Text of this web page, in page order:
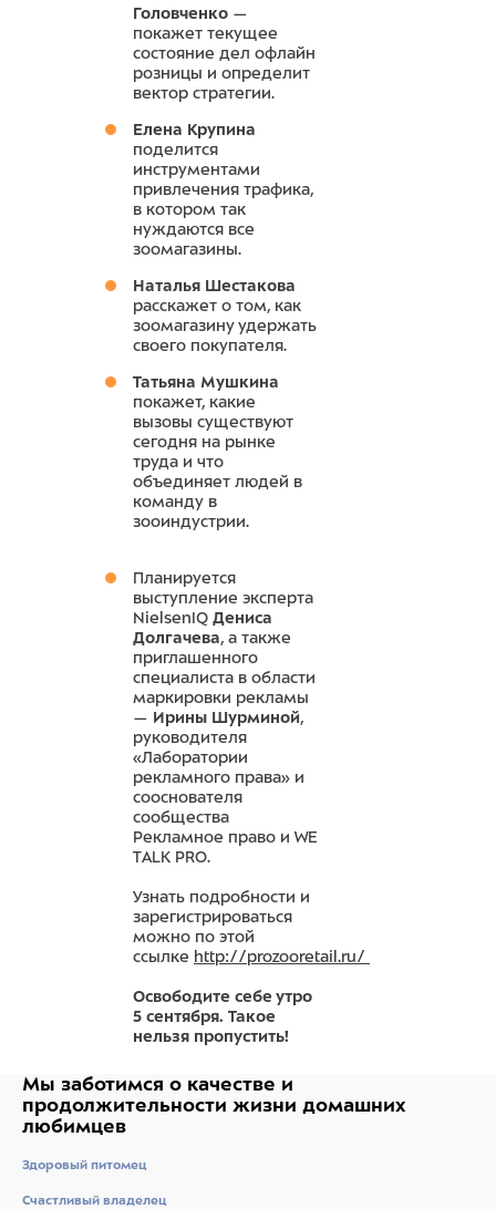
Головченко —
покажет текущее
состояние дел офлайн
розницы и определит
вектор стратегии.
Елена Крупина
поделится
инструментами
привлечения трафика,
в котором так
нуждаются все
зоомагазины.
Наталья Шестакова
расскажет о том, как
зоомагазину удержать
своего покупателя.
Татьяна Мушкина
покажет, какие
вызовы существуют
сегодня на рынке
труда и что
объединяет людей в
команду в
зооиндустрии.
Планируется
выступление эксперта
NielsenIQ Дениса
Долгачева, а также
приглашенного
специалиста в области
маркировки рекламы
— Ирины Шурминой,
руководителя
«Лаборатории
рекламного права» и
сооснователя
сообщества
Рекламное право и WE
TALK PRO.
Узнать подробности и
зарегистрироваться
можно по этой
ссылке http://prozooretail.ru/
Освободите себе утро
5 сентября. Такое
нельзя пропустить!
Мы заботимся о качестве и
продолжительности жизни домашних
любимцев
Здоровый питомец
Счастливый владелец